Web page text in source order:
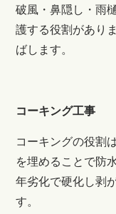
破風・鼻隠し・雨
護する役割があり
ばします。
コーキング工事
コーキングの役割
を埋めることで防
年劣化で硬化し剥
す。